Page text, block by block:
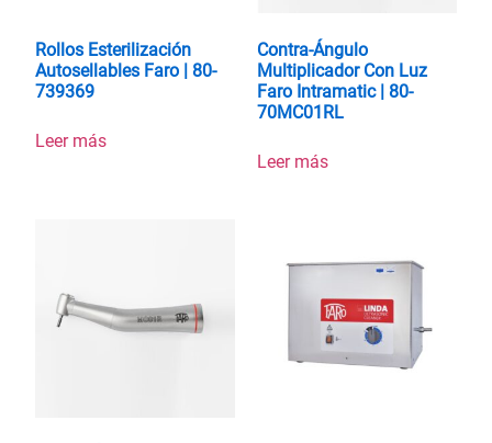
Rollos Esterilización
Autosellables Faro | 80-
739369
Leer más
Contra-Ángulo
Multiplicador Con Luz
Faro Intramatic | 80-
70MC01RL
Leer más